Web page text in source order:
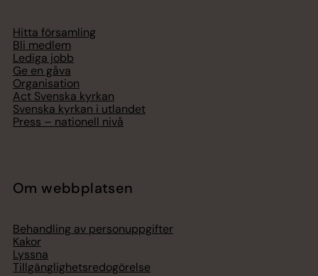
Hitta församling
Bli medlem
Lediga jobb
Ge en gåva
Organisation
Act Svenska kyrkan
Svenska kyrkan i utlandet
Press – nationell nivå
Om webbplatsen
Behandling av personuppgifter
Kakor
Lyssna
Tillgänglighetsredogörelse